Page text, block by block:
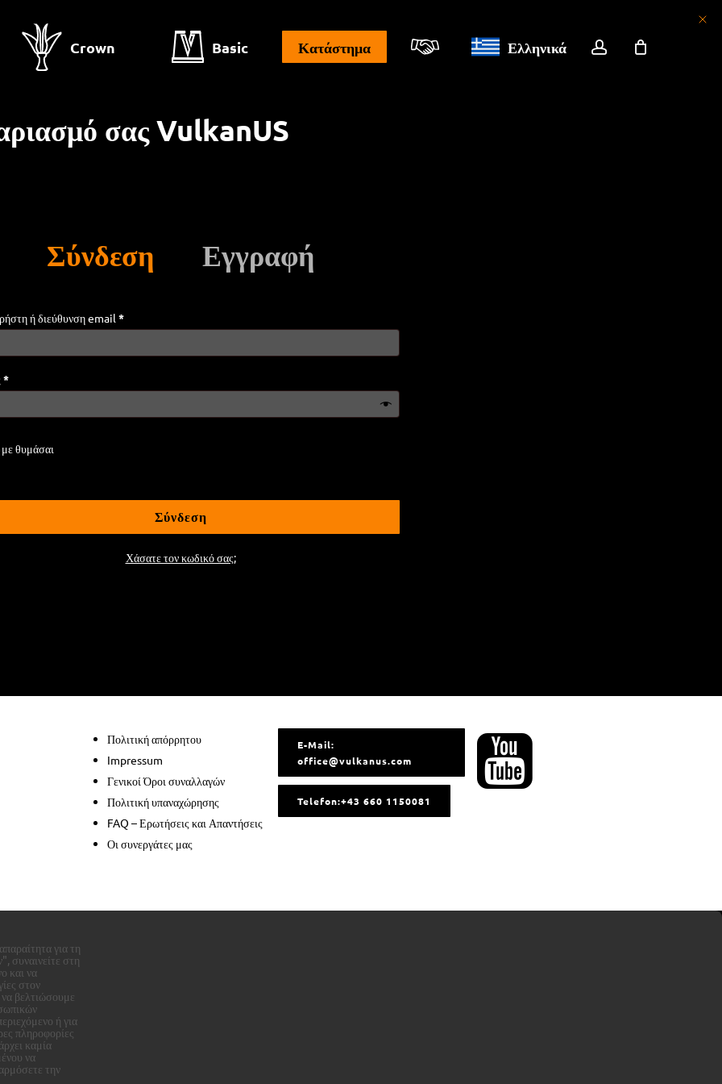
Crown Basic Κατάστημα Ελληνικά λογαριασμός
σας VulkanUS
Σύνδεση Εγγραφή
ή διεύθυνση email *Απαιτείται
*Απαιτείται
θυμάσαι
Σύνδεση
Χάσατε τον κωδικό σας;
Πολιτική απόρρητου
Impressum
Γενικοί Όροι συναλλαγών
Πολιτική υπαναχώρησης
FAQ – Ερωτήσεις και Απαντήσεις
Οι συνεργάτες μας
E-Mail:
office@vulkanus.com
Telefon:+43 660 1150081
για τη
συναινείτε στη
και να
στον
βελτιώσουμε
ή για
πληροφορίες
καμία
να
την